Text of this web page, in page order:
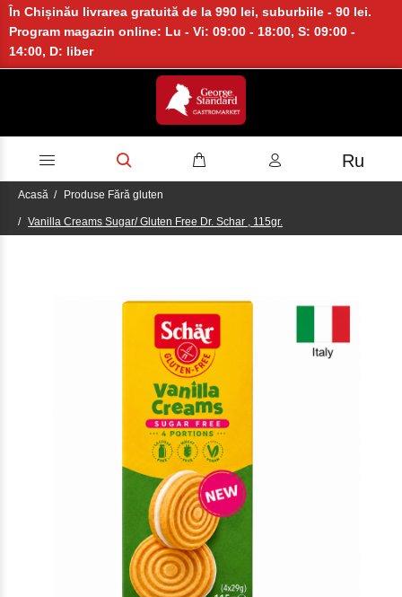
În Chișinău livrarea gratuită de la 990 lei, suburbiile - 90 lei.
Program magazin online: Lu - Vi: 09:00 - 18:00, S: 09:00 -
14:00, D: liber
Ru
Acasă Produse Fără gluten
Vanilla Creams Sugar/ Gluten Free Dr. Schar , 115gr.